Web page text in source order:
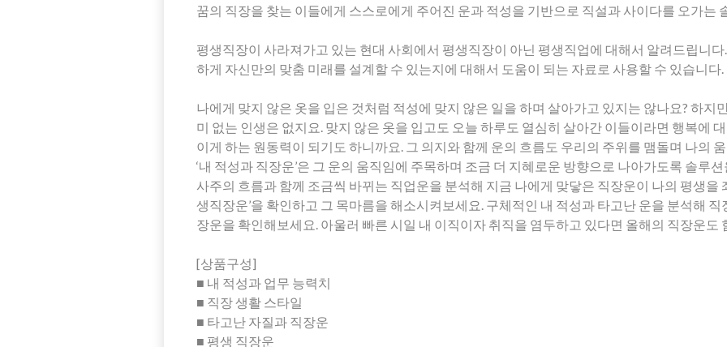
꿈의 직장을 찾는 이들에게 스스로에게 주어진 운과 적성을 기반으로 직설과 사이다를 오가는
평생직장이 사라져가고 있는 현대 사회에서 평생직장이 아닌 평생직업에 대해서 알려드립니
하게 자신만의 맞춤 미래를 설계할 수 있는지에 대해서 도움이 되는 자료로 사용할 수 있습니다.
나에게 맞지 않은 옷을 입은 것처럼 적성에 맞지 않은 일을 하며 살아가고 있지는 않나요? 하지
미 없는 인생은 없지요. 맞지 않은 옷을 입고도 오늘 하루도 열심히 살아간 이들이라면 행복에
이게 하는 원동력이 되기도 하니까요. 그 의지와 함께 운의 흐름도 우리의 주위를 맴돌며 나의
‘내 적성과 직장운’은 그 운의 움직임에 주목하며 조금 더 지혜로운 방향으로 나아가도록 솔루
사주의 흐름과 함께 조금씩 바뀌는 직업운을 분석해 지금 나에게 맞닿은 직장운이 나의 평생을
생직장운’을 확인하고 그 목마름을 해소시켜보세요. 구체적인 내 적성과 타고난 운을 분석해
장운을 확인해보세요. 아울러 빠른 시일 내 이직이자 취직을 염두하고 있다면 올해의 직장운도
[상품구성]
■ 내 적성과 업무 능력치
■ 직장 생활 스타일
■ 타고난 자질과 직장운
■ 평생 직장운